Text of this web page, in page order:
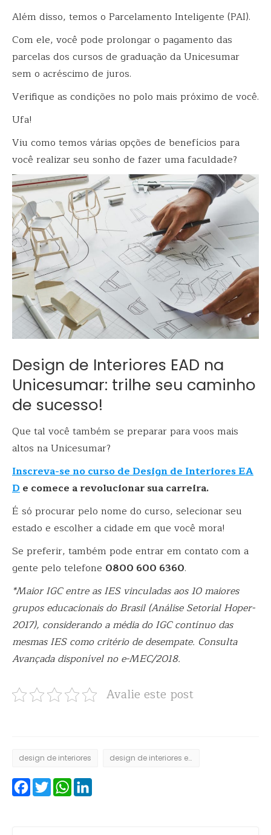
Além disso, temos o Parcelamento Inteligente (PAI).
Com ele, você pode prolongar o pagamento das
parcelas dos cursos de graduação da Unicesumar
sem o acréscimo de juros.
Verifique as condições no polo mais próximo de você.
Ufa!
Viu como temos várias opções de benefícios para
você realizar seu sonho de fazer uma faculdade?
Design de Interiores EAD na
Unicesumar: trilhe seu caminho
de sucesso!
Que tal você também se preparar para voos mais
altos na Unicesumar?
Inscreva-se no curso de Design de Interiores EA
De comece a revolucionar sua carreira.
É só procurar pelo nome do curso, selecionar seu
estado e escolher a cidade em que você mora!
Se preferir, também pode entrar em contato com a
gente pelo telefone 0800 600 6360.
*Maior IGC entre as IES vinculadas aos 10 maiores
grupos educacionais do Brasil (Análise Setorial Hoper-
2017), considerando a média do IGC contínuo das
mesmas IES como critério de desempate. Consulta
Avançada disponível no e-MEC/2018.
Avalie este post
design de interiores design de interiores ead
FacebookTwitterWhatsApp